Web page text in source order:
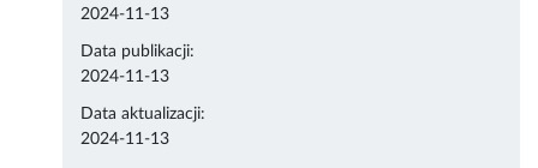
2024-11-13
Data publikacji:
2024-11-13
Data aktualizacji:
2024-11-13